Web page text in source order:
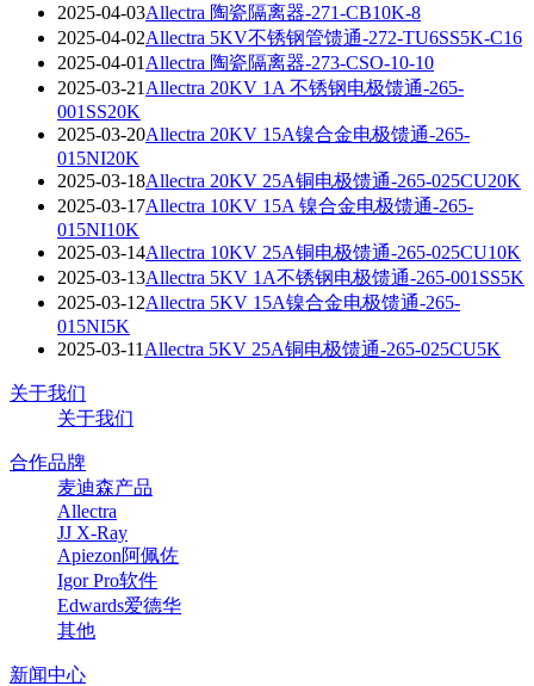
2025-04-03Allectra 陶瓷隔离器-271-CB10K-8
2025-04-02Allectra 5KV不锈钢管馈通-272-TU6SS5K-C16
2025-04-01 Allectra 陶瓷隔离器-273-CSO-10-10
2025-03-21 Allectra 20KV 1A 不锈钢电极馈通-265-
001SS20K
2025-03-20Allectra 20KV 15A镍合金电极馈通-265-
015NI20K
2025-03-18Allectra 20KV 25A铜电极馈通-265-025CU20K
2025-03-17Allectra 10KV 15A 镍合金电极馈通-265-
015NI10K
2025-03-14Allectra 10KV 25A铜电极馈通-265-025CU10K
2025-03-13Allectra 5KV 1A不锈钢电极馈通-265-001SS5K
2025-03-12Allectra 5KV 15A镍合金电极馈通-265-
015NI5K
2025-03-11 Allectra 5KV 25A铜电极馈通-265-025CU5K
关于我们
关于我们
合作品牌
麦迪森产品
Allectra
JJ X-Ray
Apiezon阿佩佐
Igor Pro软件
Edwards爱德华
其他
新闻中心